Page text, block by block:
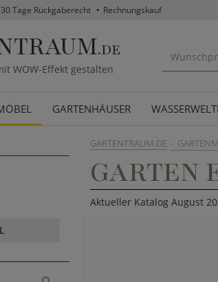
30 Tage Rückgaberecht Rechnungskauf
.DE
WOW-Effekt gestalten
GARTENHÄUSER
GARTENTRAUM.DE
GARTEN
Aktueller Katalog August